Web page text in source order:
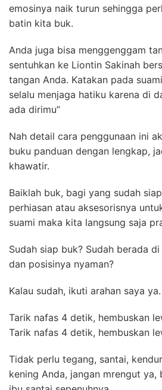
emosinya naik turun sehingga
batin kita buk.
Anda juga bisa menggenggam
sentuhkan ke Liontin Sakinah
tangan Anda. Katakan pada
selalu menjaga hatiku karena di
ada dirimu”
Nah detail cara penggunaan ini
buku panduan dengan lengkap,
khawatir.
Baiklah buk, bagi yang sudah
perhiasan atau aksesorisnya
suami maka kita langsung saja
Sudah siap buk? Sudah berada
dan posisinya nyaman?
Kalau sudah, ikuti arahan saya ya.
Tarik nafas 4 detik, hembuskan
Tarik nafas 4 detik, hembuskan
Tidak perlu tegang, santai,
kening Anda, jangan mrengut